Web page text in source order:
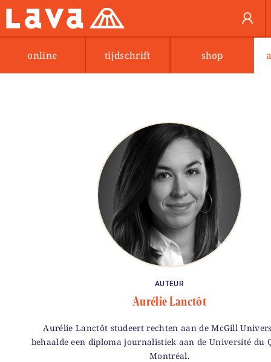
online tijdschrift shop
AUTEUR
Aurélie Lanctôt
Aurélie Lanctôt studeert rechten aan de McGill
behaalde een diploma journalistiek aan de Université du
Montréal.